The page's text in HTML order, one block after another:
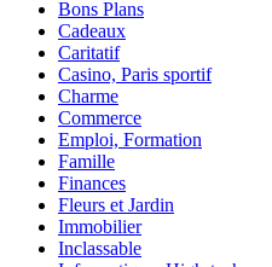
Bons Plans
Cadeaux
Caritatif
Casino, Paris sportif
Charme
Commerce
Emploi, Formation
Famille
Finances
Fleurs et Jardin
Immobilier
Inclassable